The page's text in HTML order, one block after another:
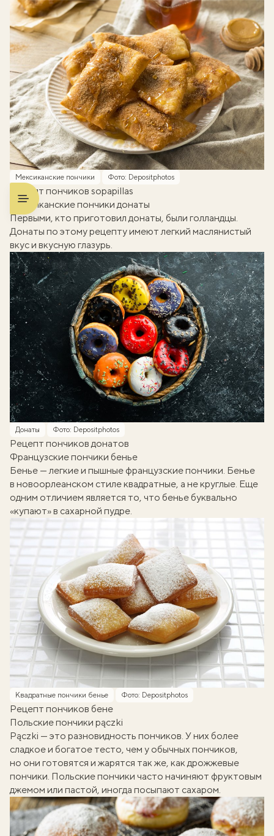
Мексиканские пончики Фото: Depositphotos
Рецепт пончиков sopapillas
Американские пончики донаты
Первыми, кто приготовил донаты, были голландцы.
Донаты по этому рецепту имеют легкий маслянистый
вкус и вкусную глазурь.
Донаты Фото: Depositphotos
Рецепт пончиков донатов
Французские пончики бенье
Бенье — легкие и пышные французские пончики. Бенье
в новоорлеанском стиле квадратные, а не круглые. Еще
одним отличием является то, что бенье буквально
«купают» в сахарной пудре.
Квадратные пончики бенье Фото: Depositphotos
Рецепт пончиков бене
Польские пончики pączki
Pączki — это разновидность пончиков. У них более
сладкое и богатое тесто, чем у обычных пончиков,
но они готовятся и жарятся так же, как дрожжевые
пончики. Польские пончики часто начиняют фруктовым
джемом или пастой, иногда посыпают сахаром.